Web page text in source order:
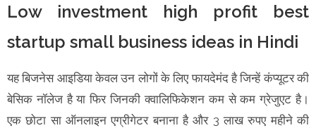
Low investment high profit best
startup small business ideas in Hindi
यह बिजनेस आइडिया केवल उन लोगों के लिए फायदेमंद है जिन्हें कंप्यूटर की
बेसिक नॉलेज है या फिर जिनकी क्वालिफिकेशन कम से कम ग्रेजुएट है।
एक छोटा सा ऑनलाइन एग्रीगेटर बनाना है और 3 लाख रुपए महीने की